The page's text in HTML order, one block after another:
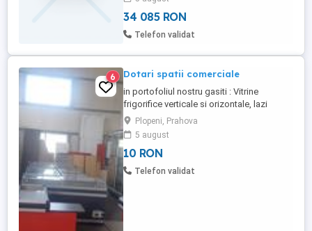
activitate în domeniul pazei și protecției,
complet autorizată și gata de funcționare
imediată. Detalii principale: Statut:
34 085 RON
Telefon validat
6 Dotari spatii comerciale
in portofoliul nostru gasiti : Vitrine
frigorifice verticale si orizontale, lazi
frigorifice, rafturi metalice, mese pentru
casa de marcat import Germania
Plopeni, Prahova
5 august
10 RON
Telefon validat